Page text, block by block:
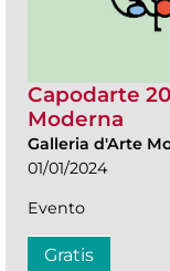
Capodarte
Moderna
Galleria d'Arte
01/01/2024
Evento
Gratis